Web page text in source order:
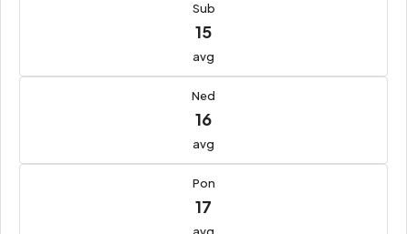
Sub
15
avg
Ned
16
avg
Pon
17